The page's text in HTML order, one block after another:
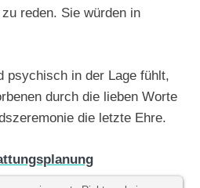
reden. Sie würden in
psychisch in der Lage fühlt,
durch die lieben Worte
die letzte Ehre.